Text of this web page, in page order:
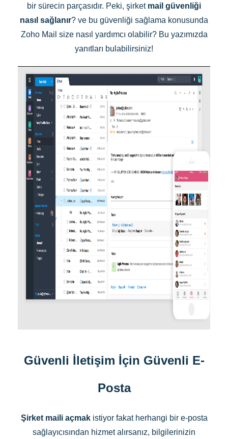
bir sürecin parçasıdır. Peki, şirket mail güvenliği
nasıl sağlanır? ve bu güvenliği sağlama konusunda
Zoho Mail size nasıl yardımcı olabilir? Bu yazımızda
yanıtları bulabilirsiniz!
Güvenli İletişim İçin Güvenli E-
Posta
Şirket maili açmakistiyor fakat herhangi bir e-posta
sağlayıcısından hizmet alırsanız, bilgilerinizin